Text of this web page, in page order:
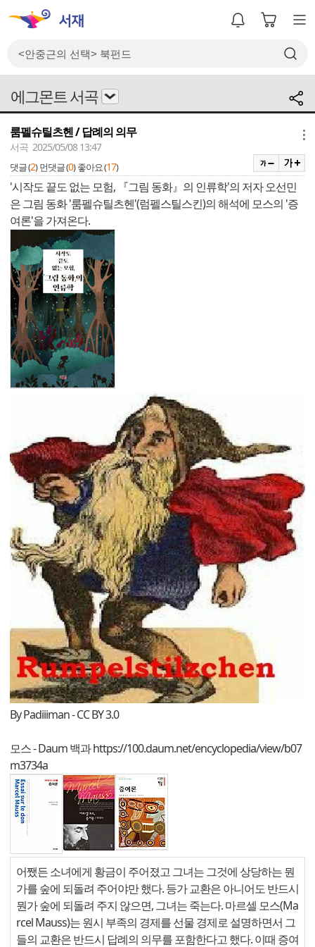
에그몬트 서곡
룸펠슈틸츠헨 / 답례의 의무
서곡 2025/05/08 13:47
댓글 (2) 먼댓글 (0) 좋아요 (17)
'시작도 끝도 없는 모험, 『그림 동화』의 인류학'의 저자 오선민
은 그림 동화 '룸펠슈틸츠헨'(럼펠스틸스킨)의 해석에 모스의 '증
여론'을 가져온다.
By Padiiiman - CC BY 3.0
모스 - Daum 백과https://100.daum.net/encyclopedia/view/b07
m3734a
어쨌든 소녀에게 황금이 주어졌고 그녀는 그것에 상당하는 뭔
가를 숲에 되돌려 주어야만 했다. 등가 교환은 아니어도 반드시
뭔가 숲에 되돌려 주지 않으면, 그녀는 죽는다. 마르셀 모스(Ma
rcel Mauss)는 원시 부족의 경제를 선물 경제로 설명하면서 그
들의 교환은 반드시 답례의 의무를 포함한다고 했다. 이때 증여